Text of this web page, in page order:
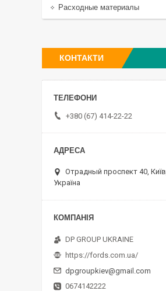
Расходные материалы
КОНТАКТИ
+380 (67) 414-22-22
Отрадный проспект 40, Київ,
Україна
DP GROUP UKRAINE
https://fords.com.ua/
dpgroupkiev@gmail.com
0674142222